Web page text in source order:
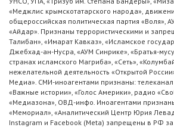
«Меджлис крымскотатарского народа»,
общероссийская политическая партия «Воля»,
«Айдар». Признаны террористическими и
Талибан», «Имарат Кавказ», «Исламское
Джебхад-ан-Нусра, «АУМ Синрике», «Братья-
странах исламского Магриба», «Сеть»,
нежелательной деятельность «Открытой
Медиа». СМИ-иноагентами признаны:
«Важные истории», «Голос Америки», радио
«Медиазона», ОВД-инфо. Иноагентами
«Мемориал», «Аналитический Центр Юрия
Instagram и Facebook (Metа) запрещены в РФ за